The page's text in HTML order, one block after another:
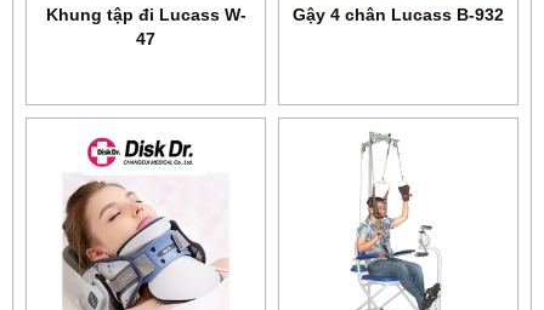
Khung tập đi Lucass W-
47
Gậy 4 chân Lucass B-932